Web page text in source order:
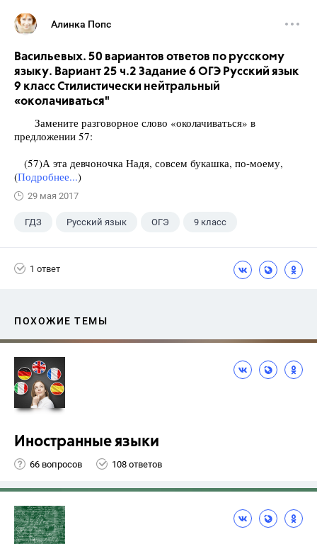
Алинка Попс
Васильевых. 50 вариантов ответов по русскому
языку. Вариант 25 ч.2 Задание 6 ОГЭ Русский язык
9 класс Стилистически нейтральный
«околачиваться"
Замените разговорное слово «околачиваться» в
предложении 57:
(57)А эта девчоночка Надя, совсем букашка, по-моему,
(Подробнее...)
29 мая 2017
ГДЗ Русский язык ОГЭ 9 класс
1 ответ
ПОХОЖИЕ ТЕМЫ
Иностранные языки
66 вопросов 108 ответов